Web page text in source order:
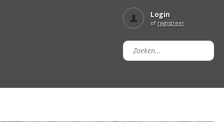
Login
of registreer